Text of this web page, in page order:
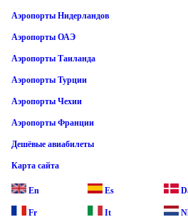
Аэропорты Нидерландов
Аэропорты ОАЭ
Аэропорты Таиланда
Аэропорты Турции
Аэропорты Чехии
Аэропорты Франции
Дешёвые авиабилеты
Карта сайта
En Es
Fr It